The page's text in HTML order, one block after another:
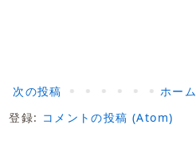
次の投稿
ホーム
登録: コメントの投稿 (Atom)